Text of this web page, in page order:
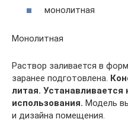
монолитная
Монолитная
Раствор заливается в
заранее подготовлена.
литая.
использования. Модель
и дизайна помещения.